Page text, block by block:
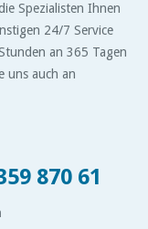
Spezialisten Ihnen
24/7 Service
an 365 Tagen
uns auch an
870 61